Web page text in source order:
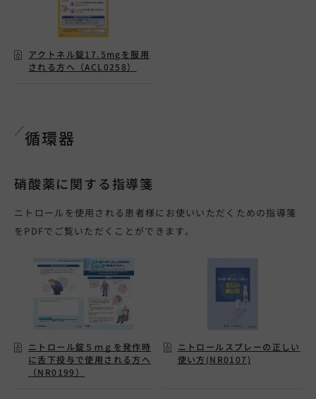
アクトネル錠17.5mgを服用
される方へ（ACL0258）
循環器
硝酸薬に関する指導箋
ニトロールを使用される患者様にお使いいただくための指導箋
をPDFでご覧いただくことができます。
ニトロール錠５ｍｇを発作時
に舌下投与で使用される方へ
（NR0199）
ニトロールスプレーの正しい
使い方(NR0107)